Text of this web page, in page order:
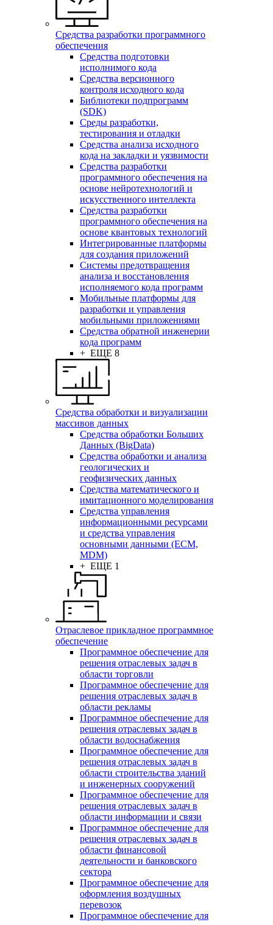
Средства разработки программного
обеспечения
Средства подготовки
исполнимого кода
Средства версионного
контроля исходного кода
Библиотеки подпрограмм
(SDK)
Среды разработки,
тестирования и отладки
Средства анализа исходного
кода на закладки и уязвимости
Средства разработки
программного обеспечения на
основе нейротехнологий и
искусственного интеллекта
Средства разработки
программного обеспечения на
основе квантовых технологий
Интегрированные платформы
для создания приложений
Системы предотвращения
анализа и восстановления
исполняемого кода программ
Мобильные платформы для
разработки и управления
мобильными приложениями
Средства обратной инженерии
кода программ
+ ЕЩЕ 8
Средства обработки и визуализации
массивов данных
Средства обработки Больших
Данных (BigData)
Средства обработки и анализа
геологических и
геофизических данных
Средства математического и
имитационного моделирования
Средства управления
информационными ресурсами
и средства управления
основными данными (ECM,
MDM)
+ ЕЩЕ 1
Отраслевое прикладное программное
обеспечение
Программное обеспечение для
решения отраслевых задач в
области торговли
Программное обеспечение для
решения отраслевых задач в
области рекламы
Программное обеспечение для
решения отраслевых задач в
области водоснабжения
Программное обеспечение для
решения отраслевых задач в
области строительства зданий
и инженерных сооружений
Программное обеспечение для
решения отраслевых задач в
области информации и связи
Программное обеспечение для
решения отраслевых задач в
области финансовой
деятельности и банковского
сектора
Программное обеспечение для
оформления воздушных
перевозок
Программное обеспечение для